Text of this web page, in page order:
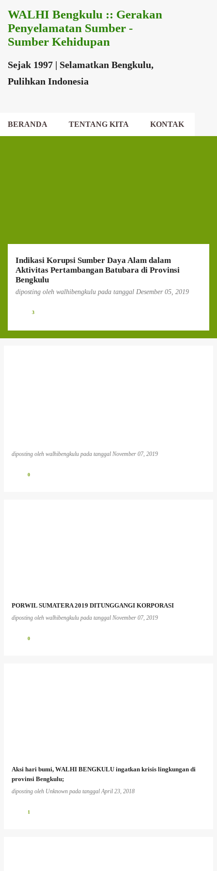
Langsung ke konten utama
WALHI Bengkulu :: Gerakan
Penyelamatan Sumber -
Sumber Kehidupan
Sejak 1997 | Selamatkan Bengkulu,
Pulihkan Indonesia
BERANDA TENTANG KITA KONTAK
Indikasi Korupsi Sumber Daya Alam dalam
Aktivitas Pertambangan Batubara di Provinsi
Bengkulu
diposting oleh walhibengkulu pada tanggal Desember 05, 2019
3
diposting oleh walhibengkulu pada tanggal November 07, 2019
0
PORWIL SUMATERA 2019 DITUNGGANGI KORPORASI
diposting oleh walhibengkulu pada tanggal November 07, 2019
0
Aksi hari bumi, WALHI BENGKULU ingatkan krisis lingkungan di
provinsi Bengkulu;
diposting oleh Unknown pada tanggalApril 23, 2018
1